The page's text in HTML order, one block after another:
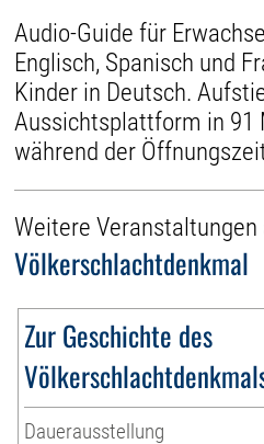
Audio-Guide für
Englisch, Spanisch und
Kinder in Deutsch.
Aussichtsplattform in 91
während der
Weitere
Völkerschlachtdenkmal
Zur Geschichte des
Dauerausstellung